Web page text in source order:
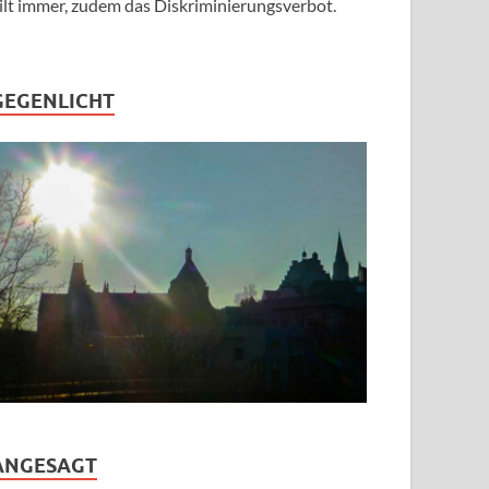
immer, zudem das Diskriminierungsverbot.